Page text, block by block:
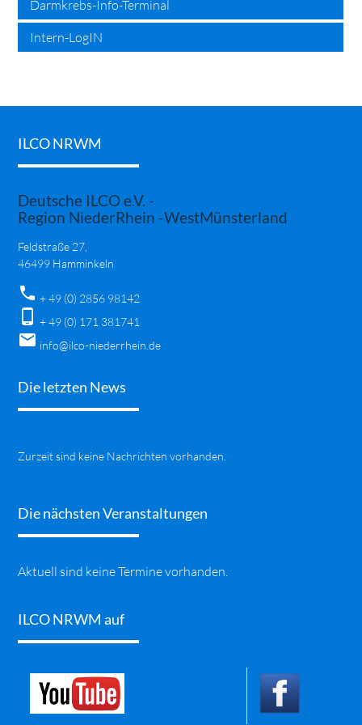
Darmkrebs-Info-Terminal
Intern-LogIN
ILCO NRWM
Deutsche ILCO e.V. -
Region NiederRhein -WestMünsterland
Feldstraße 27,
46499 Hamminkeln
phone + 49 (0) 2856 98142
phone_android + 49 (0) 171 381741
mail info@ilco-niederrhein.de
Die letzten News
Zurzeit sind keine Nachrichten vorhanden.
Die nächsten Veranstaltungen
Aktuell sind keine Termine vorhanden.
ILCO NRWM auf